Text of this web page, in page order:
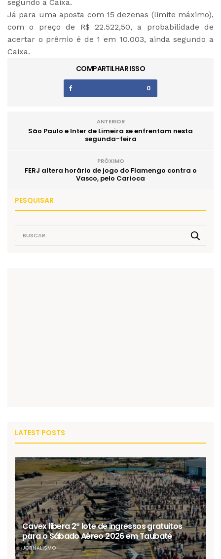
segundo a Caixa.
Já para uma aposta com 15 dezenas (limite máximo),
com o preço de R$ 22.522,50, a probabilidade de
acertar o prêmio é de 1 em 10.003, ainda segundo a
Caixa.
COMPARTILHAR ISSO
0
ANTERIOR
São Paulo e Inter de Limeira se enfrentam nesta
segunda-feira
PRÓXIMO
FERJ altera horário de jogo do Flamengo contra o
Vasco, pelo Carioca
PESQUISAR
LATEST POSTS
Cavex libera 2º lote de ingressos gratuitos
para o Sábado Aéreo 2026 em Taubaté
JORNALISMO